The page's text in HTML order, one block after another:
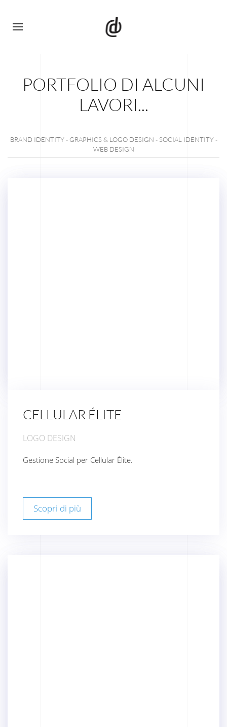
PORTFOLIO DI ALCUNI
LAVORI...
BRAND IDENTITY - GRAPHICS & LOGO DESIGN - SOCIAL IDENTITY -
WEB DESIGN
CELLULAR ÉLITE
LOGO DESIGN
Gestione Social per Cellular Élite.
Scopri di più